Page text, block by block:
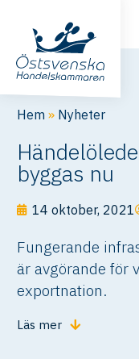
Hem » Nyheter
byggas nu
14 oktober, 2021
Fungerande
är avgörande för
exportnation.
Läs mer